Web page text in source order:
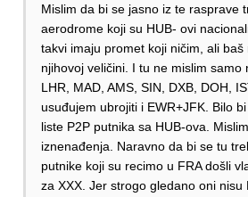
Mislim da bi se jasno iz te rasprave
aerodrome koji su HUB- ovi
takvi imaju promet koji ničim, ali
njihovoj veličini. I tu ne mislim samo
LHR, MAD, AMS, SIN, DXB, DOH,
usuđujem ubrojiti i EWR+JFK. Bilo
liste P2P putnika sa HUB-ova.
iznenađenja. Naravno da bi se tu
putnike koji su recimo u FRA došli
za XXX. Jer strogo gledano oni nisu